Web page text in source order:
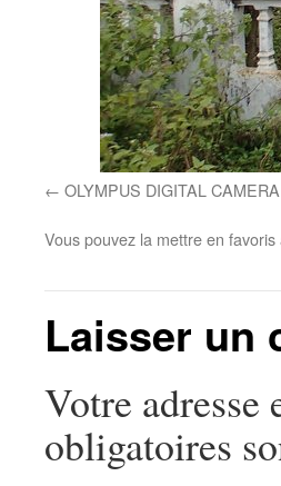
OLYMPUS DIGITAL CAMERA
Vous pouvez la mettre en favoris
Laisser un
Votre adresse
obligatoires